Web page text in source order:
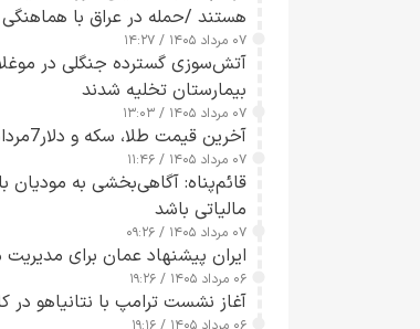
هستند /حمله در عراق با
۰۷ مرداد ۱۴۰۵ / ۱۴:۲۷
آتش‌سوزی گسترده جنگلی در
بیمارستان تخلیه شدند
۰۷ مرداد ۱۴۰۵ / ۱۳:۰۳
آخرین قیمت طلا، سکه و دلار7مرداد1405
۰۷ مرداد ۱۴۰۵ / ۱۱:۴۶
قائم‌پناه: آگاهی‌بخشی به مودیان
مالیاتی باشد
۰۷ مرداد ۱۴۰۵ / ۰۹:۲۶
ایران پیشنهاد عمان برای
۰۶ مرداد ۱۴۰۵ / ۱۹:۲۶
آغاز نشست ترامپ با نتانیاهو در